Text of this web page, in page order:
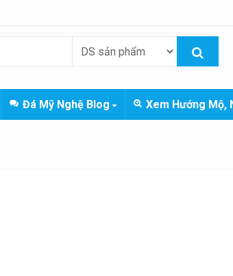
Đá Mỹ Nghệ Blog Xem Hướng Mộ,